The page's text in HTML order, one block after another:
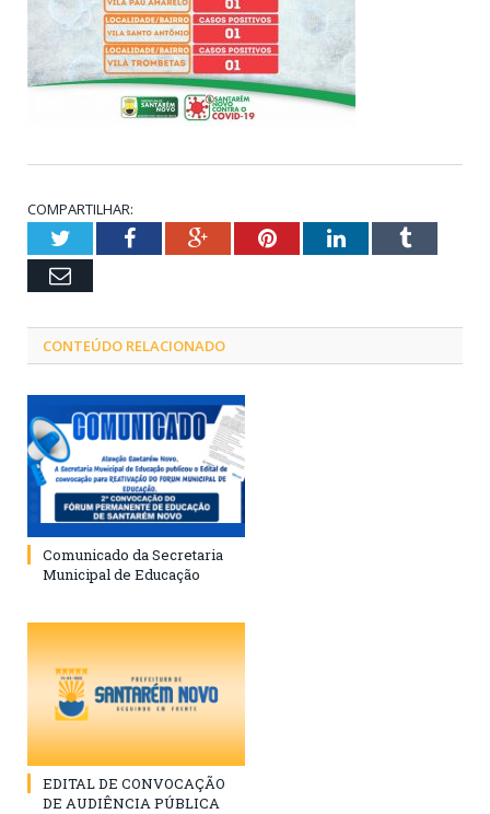
COMPARTILHAR:
TwitterFacebookGoogle+PinterestLinkedInTumblr
Email
CONTEÚDO RELACIONADO
Comunicado da Secretaria
Municipal de Educação
EDITAL DE CONVOCAÇÃO
DE AUDIÊNCIA PÚBLICA